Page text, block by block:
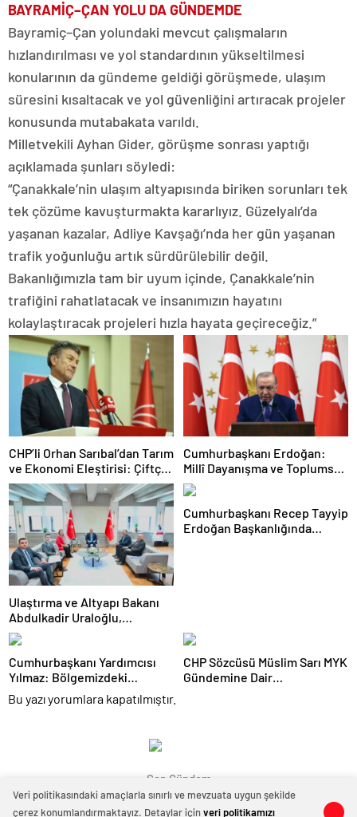
0 0
BAYRAMİÇ–ÇAN YOLU DA GÜNDEMDE
Bayramiç–Çan yolundaki mevcut çalışmaların
hızlandırılması ve yol standardının yükseltilmesi
konularının da gündeme geldiği görüşmede, ulaşım
süresini kısaltacak ve yol güvenliğini artıracak projeler
konusunda mutabakata varıldı.
Milletvekili Ayhan Gider, görüşme sonrası yaptığı
açıklamada şunları söyledi:
“Çanakkale’nin ulaşım altyapısında biriken sorunları tek
tek çözüme kavuşturmakta kararlıyız. Güzelyalı’da
yaşanan kazalar, Adliye Kavşağı’nda her gün yaşanan
trafik yoğunluğu artık sürdürülebilir değil.
Bakanlığımızla tam bir uyum içinde, Çanakkale’nin
trafiğini rahatlatacak ve insanımızın hayatını
kolaylaştıracak projeleri hızla hayata geçireceğiz.”
CHP’li Orhan Sarıbal’dan Tarım
ve Ekonomi Eleştirisi: Çiftçi
Kaderiyle Baş Başa Kaldı
Cumhurbaşkanı Erdoğan:
Millî Dayanışma ve Toplumsal
Bütünleşmenin
Güçlendirilmesine Dair Kanun
Teklifi Gazi Meclisimizin
Takdirine Sunuldu
Ulaştırma ve Altyapı Bakanı
Abdulkadir Uraloğlu,
Afyonkarahisar Belediye
Başkanlarıyla Bir Araya Geldi
Cumhurbaşkanı Recep Tayyip
Erdoğan Başkanlığında
Cumhurbaşkanı Yardımcısı
Yılmaz: Bölgemizdeki
Emperyalist Tuzakları Boşa
Çıkarmaya Devam Edeceğiz
CHP Sözcüsü Müslim Sarı MYK
Gündemine Dair
Bu yazı yorumlara kapatılmıştır.
Son Gündem
Veri politikasındaki amaçlarla sınırlı ve mevzuata uygun şekilde
çerez konumlandırmaktayız. Detaylar içinveri politikamızı